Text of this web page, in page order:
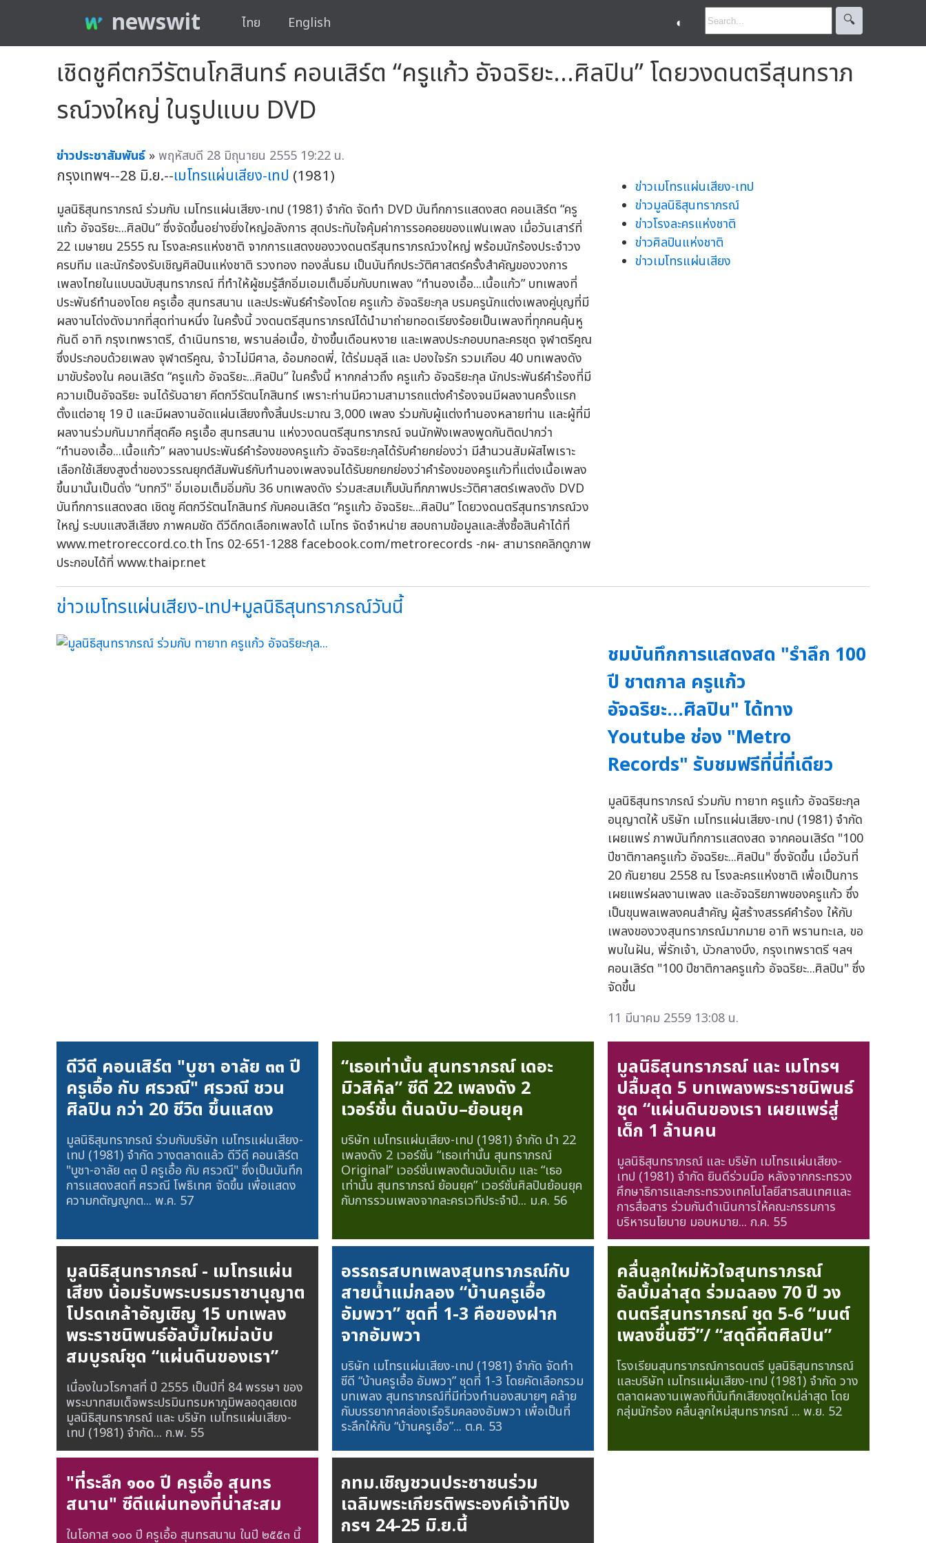
newswit ไทย English ◐ 🔍︎
เชิดชูคีตกวีรัตนโกสินทร์ คอนเสิร์ต “ครูแก้ว อัจฉริยะ...ศิลปิน” โดยวงดนตรีสุนทราภ
รณ์วงใหญ่ ในรูปแบบ DVD
ข่าวประชาสัมพันธ์ »พฤหัสบดี 28 มิถุนายน 2555 19:22 น.
กรุงเทพฯ--28 มิ.ย.--เมโทรแผ่นเสียง-เทป (1981)
มูลนิธิสุนทราภรณ์ ร่วมกับ เมโทรแผ่นเสียง-เทป (1981) จำกัด จัดทำ DVD บันทึกการแสดงสด คอนเสิร์ต “ครู
แก้ว อัจฉริยะ...ศิลปิน” ซึ่งจัดขึ้นอย่างยิ่งใหญ่อลังการ สุดประทับใจคุ้มค่าการรอคอยของแฟนเพลง เมื่อวันเสาร์ที่
22 เมษายน 2555 ณ โรงละครแห่งชาติ จากการแสดงของวงดนตรีสุนทราภรณ์วงใหญ่ พร้อมนักร้องประจำวง
ครบทีม และนักร้องรับเชิญศิลปินแห่งชาติ รวงทอง ทองลั่นธม เป็นบันทึกประวัติศาสตร์ครั้งสำคัญของวงการ
เพลงไทยในแบบฉบับสุนทราภรณ์ ที่ทำให้ผู้ชมรู้สึกอิ่มเอมเต็มอิ่มกับบทเพลง “ทำนองเอื้อ...เนื้อแก้ว” บทเพลงที่
ประพันธ์ทำนองโดย ครูเอื้อ สุนทรสนาน และประพันธ์คำร้องโดย ครูแก้ว อัจฉริยะกุล บรมครูนักแต่งเพลงคู่บุญที่มี
ผลงานโด่งดังมากที่สุดท่านหนึ่ง ในครั้งนี้ วงดนตรีสุนทราภรณ์ได้นำมาถ่ายทอดเรียงร้อยเป็นเพลงที่ทุกคนคุ้นหู
กันดี อาทิ กรุงเทพราตรี, ดำเนินทราย, พรานล่อเนื้อ, ข้างขึ้นเดือนหงาย และเพลงประกอบบทละครชุด จุฬาตรีคูณ
ซึ่งประกอบด้วยเพลง จุฬาตรีคูณ, จ้าวไม่มีศาล, อ้อมกอดพี่, ใต้ร่มมลุลี และ ปองใจรัก รวมเกือบ 40 บทเพลงดัง
มาขับร้องใน คอนเสิร์ต “ครูแก้ว อัจฉริยะ...ศิลปิน” ในครั้งนี้ หากกล่าวถึง ครูแก้ว อัจฉริยะกุล นักประพันธ์คำร้องที่มี
ความเป็นอัจฉริยะ จนได้รับฉายา คีตกวีรัตนโกสินทร์ เพราะท่านมีความสามารถแต่งคำร้องจนมีผลงานครั้งแรก
ตั้งแต่อายุ 19 ปี และมีผลงานอัดแผ่นเสียงทั้งสิ้นประมาณ 3,000 เพลง ร่วมกับผู้แต่งทำนองหลายท่าน และผู้ที่มี
ผลงานร่วมกันมากที่สุดคือ ครูเอื้อ สุนทรสนาน แห่งวงดนตรีสุนทราภรณ์ จนนักฟังเพลงพูดกันติดปากว่า
“ทำนองเอื้อ...เนื้อแก้ว” ผลงานประพันธ์คำร้องของครูแก้ว อัจฉริยะกุลได้รับคำยกย่องว่า มีสำนวนสัมผัสไพเราะ
เลือกใช้เสียงสูงต่ำของวรรณยุกต์สัมพันธ์กับทำนองเพลงจนได้รับยกยกย่องว่าคำร้องของครูแก้วที่แต่งเนื้อเพลง
ขึ้นมานั้นเป็นดั่ง “บทกวี" อิ่มเอมเต็มอิ่มกับ 36 บทเพลงดัง ร่วมสะสมเก็บบันทึกภาพประวัติศาสตร์เพลงดัง DVD
บันทึกการแสดงสด เชิดชู คีตกวีรัตนโกสินทร์ กับคอนเสิร์ต “ครูแก้ว อัจฉริยะ...ศิลปิน” โดยวงดนตรีสุนทราภรณ์วง
ใหญ่ ระบบแสงสีเสียง ภาพคมชัด ดีวีดีกดเลือกเพลงได้ เมโทร จัดจำหน่าย สอบถามข้อมูลและสั่งซื้อสินค้าได้ที่
www.metroreccord.co.th โทร 02-651-1288 facebook.com/metrorecords -กผ- สามารถคลิกดูภาพ
ประกอบได้ที่ www.thaipr.net
ข่าวเมโทรแผ่นเสียง-เทป
ข่าวมูลนิธิสุนทราภรณ์
ข่าวโรงละครแห่งชาติ
ข่าวศิลปินแห่งชาติ
ข่าวเมโทรแผ่นเสียง
ข่าวเมโทรแผ่นเสียง-เทป+มูลนิธิสุนทราภรณ์วันนี้
ชมบันทึกการแสดงสด "รำลึก 100
ปี ชาตกาล ครูแก้ว
อัจฉริยะ...ศิลปิน" ได้ทาง
Youtube ช่อง "Metro
Records" รับชมฟรีที่นี่ที่เดียว
มูลนิธิสุนทราภรณ์ ร่วมกับ ทายาท ครูแก้ว อัจฉริยะกุล
อนุญาตให้ บริษัท เมโทรแผ่นเสียง-เทป (1981) จำกัด
เผยแพร่ ภาพบันทึกการแสดงสด จากคอนเสิร์ต "100
ปีชาติกาลครูแก้ว อัจฉริยะ...ศิลปิน" ซึ่งจัดขึ้น เมื่อวันที่
20 กันยายน 2558 ณ โรงละครแห่งชาติ เพื่อเป็นการ
เผยแพร่ผลงานเพลง และอัจฉริยภาพของครูแก้ว ซึ่ง
เป็นขุนพลเพลงคนสำคัญ ผู้สร้างสรรค์คำร้อง ให้กับ
เพลงของวงสุนทราภรณ์มากมาย อาทิ พรานทะเล, ขอ
พบในฝัน, พี่รักเจ้า, บัวกลางบึง, กรุงเทพราตรี ฯลฯ
คอนเสิร์ต "100 ปีชาติกาลครูแก้ว อัจฉริยะ...ศิลปิน" ซึ่ง
จัดขึ้น
11 มีนาคม 2559 13:08 น.
ดีวีดี คอนเสิร์ต "บูชา อาลัย ๓๓ ปี
ครูเอื้อ กับ ศรวณี" ศรวณี ชวน
ศิลปิน กว่า 20 ชีวิต ขึ้นแสดง
มูลนิธิสุนทราภรณ์ ร่วมกับบริษัท เมโทรแผ่นเสียง-
เทป (1981) จำกัด วางตลาดแล้ว ดีวีดี คอนเสิร์ต
"บูชา-อาลัย ๓๓ ปี ครูเอื้อ กับ ศรวณี" ซึ่งเป็นบันทึก
การแสดงสดที่ ศรวณี โพธิเทศ จัดขึ้น เพื่อแสดง
ความกตัญญูกต... พ.ค. 57
“เธอเท่านั้น สุนทราภรณ์ เดอะ
มิวสิคัล” ซีดี 22 เพลงดัง 2
เวอร์ชั่น ต้นฉบับ–ย้อนยุค
บริษัท เมโทรแผ่นเสียง-เทป (1981) จำกัด นำ 22
เพลงดัง 2 เวอร์ชั่น “เธอเท่านั้น สุนทราภรณ์
Original” เวอร์ชั่นเพลงต้นฉบับเดิม และ “เธอ
เท่านั้น สุนทราภรณ์ ย้อนยุค” เวอร์ชั่นศิลปินย้อนยุค
กับการรวมเพลงจากละครเวทีประจำปี... ม.ค. 56
มูลนิธิสุนทราภรณ์ และ เมโทรฯ
ปลื้มสุด 5 บทเพลงพระราชนิพนธ์
ชุด “แผ่นดินของเรา เผยแพร่สู่
เด็ก 1 ล้านคน
มูลนิธิสุนทราภรณ์ และ บริษัท เมโทรแผ่นเสียง-
เทป (1981) จำกัด ยินดีร่วมมือ หลังจากกระทรวง
ศึกษาธิการและกระทรวงเทคโนโลยีสารสนเทศและ
การสื่อสาร ร่วมกันดำเนินการให้คณะกรรมการ
บริหารนโยบาย มอบหมาย... ก.ค. 55
มูลนิธิสุนทราภรณ์ - เมโทรแผ่น
เสียง น้อมรับพระบรมราชานุญาต
โปรดเกล้าอัญเชิญ 15 บทเพลง
พระราชนิพนธ์อัลบั้มใหม่ฉบับ
สมบูรณ์ชุด “แผ่นดินของเรา”
เนื่องในวโรกาสที่ ปี 2555 เป็นปีที่ 84 พรรษา ของ
พระบาทสมเด็จพระปรมินทรมหาภูมิพลอดุลยเดช
มูลนิธิสุนทราภรณ์ และ บริษัท เมโทรแผ่นเสียง-
เทป (1981) จำกัด... ก.พ. 55
อรรถรสบทเพลงสุนทราภรณ์กับ
สายน้ำแม่กลอง “บ้านครูเอื้อ
อัมพวา” ชุดที่ 1-3 คือของฝาก
จากอัมพวา
บริษัท เมโทรแผ่นเสียง-เทป (1981) จำกัด จัดทำ
ซีดี “บ้านครูเอื้อ อัมพวา” ชุดที่ 1-3 โดยคัดเลือกรวม
บทเพลง สุนทราภรณ์ที่มีท่วงทำนองสบายๆ คล้าย
กับบรรยากาศล่องเรือริมคลองอัมพวา เพื่อเป็นที่
ระลึกให้กับ “บ้านครูเอื้อ”... ต.ค. 53
คลื่นลูกใหม่หัวใจสุนทราภรณ์
อัลบั้มล่าสุด ร่วมฉลอง 70 ปี วง
ดนตรีสุนทราภรณ์ ชุด 5-6 “มนต์
เพลงชื่นชีวี”/ “สดุดีคีตศิลปิน”
โรงเรียนสุนทราภรณ์การดนตรี มูลนิธิสุนทราภรณ์
และบริษัท เมโทรแผ่นเสียง-เทป (1981) จำกัด วาง
ตลาดผลงานเพลงที่บันทึกเสียงชุดใหม่ล่าสุด โดย
กลุ่มนักร้อง คลื่นลูกใหม่สุนทราภรณ์ ...พ.ย. 52
"ที่ระลึก ๑๐๐ ปี ครูเอื้อ สุนทร
สนาน" ซีดีแผ่นทองที่น่าสะสม
ในโอกาส ๑๐๐ ปี ครูเอื้อ สุนทรสนาน ในปี ๒๕๕๓ นี้
กทม.เชิญชวนประชาชนร่วม
เฉลิมพระเกียรติพระองค์เจ้าทีปัง
กรฯ 24-25 มิ.ย.นี้